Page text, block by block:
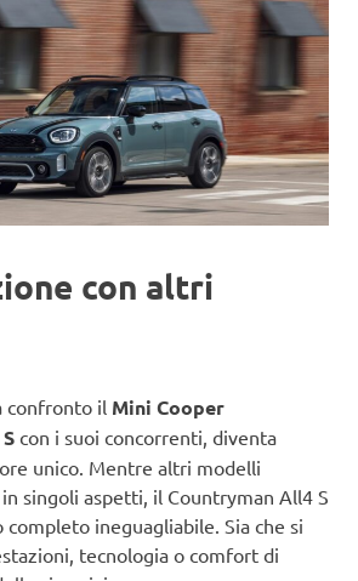
con altri
confronto il Mini Cooper
con i suoi concorrenti, diventa
unico. Mentre altri modelli
singoli aspetti, il Countryman All4 S
ineguagliabile. Sia che si
tecnologia o comfort di